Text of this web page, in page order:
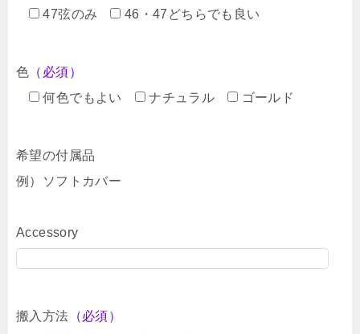
47弦のみ
46・47どちらでも良い
色 （必須）
何色でもよい
ナチュラル ゴールド
希望の付属品
例）ソフトカバー
Accessory
搬入方法 （必須）